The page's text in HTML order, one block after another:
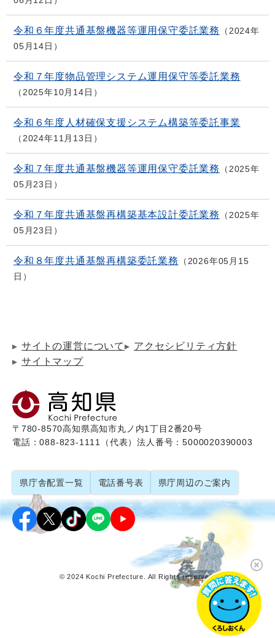
令和６年度共通基盤機器等運用保守委託業務
2024年
05月14日
令和７年度物品管理システム運用保守等委託業務
2025年10月14日
令和６年度人材確保支援システム構築等委託事業
2024年11月13日
令和７年度共通基盤機器等運用保守委託業務
2025年
05月23日
令和７年度共通基盤再構築基本設計委託業務
2025年
05月23日
令和８年度共通基盤再構築委託業務
2026年05月15
日
サイトの運営について
アクセシビリティ方針
サイトマップ
〒780-8570高知県高知市丸ノ内1丁目2番20号
電話：088-823-1111（代表）法人番号：5000020390003
県庁舎配置一覧 電話番号表 県庁周辺のご案内
© 2024 Kochi Prefecture. All Rights reserved.